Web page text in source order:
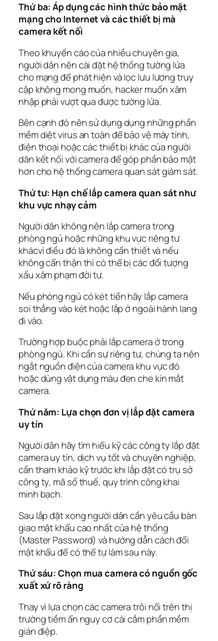
Thứ ba: Áp dụng các hình thức bảo mật
mạng cho Internet và các thiết bị mà
camera kết nối
Theo khuyến cáo của nhiều chuyên gia,
người dân nên cài đặt hệ thống tường lửa
cho mạng để phát hiện và lọc lưu lượng truy
cập không mong muốn, hacker muốn xâm
nhập phải vượt qua được tường lửa.
Bên cạnh đó nên sử dụng dụng những phần
mềm diệt virus an toàn để bảo vệ máy tính,
điện thoại hoặc các thiết bị khác của người
dân kết nối với camera để góp phần bảo mật
hơn cho hệ thống camera quan sát giám sát.
Thứ tư: Hạn chế lắp camera quan sát như
khu vực nhạy cảm
Người dân không nên lắp camera trong
phòng ngủ hoặc những khu vực riêng tư
khácvì điều đó là không cần thiết và nếu
không cẩn thận thì có thể bị các đối tượng
xấu xâm phạm đời tư.
Nếu phòng ngủ có két tiền hãy lắp camera
soi thẳng vào két hoặc lắp ở ngoài hành lang
đi vào.
Trường hợp buộc phải lắp camera ở trong
phòng ngủ. Khi cần sự riêng tư, chúng ta nên
ngắt nguồn điện của camera khu vực đó
hoặc dùng vật dụng màu đen che kín mắt
camera.
Thứ năm: Lựa chọn đơn vị lắp đặt camera
uy tín
Người dân hãy tìm hiểu kỹ các công ty lắp đặt
camera uy tín, dịch vụ tốt và chuyên nghiệp,
cần tham khảo kỹ trước khi lắp đặt có trụ sở
công ty, mã số thuế, quy trình công khai
minh bạch.
Sau lắp đặt xong người dân cần yêu cầu bàn
giao mật khẩu cao nhất của hệ thống
(Master Password) và hướng dẫn cách đổi
mật khẩu để có thể tự làm sau này.
Thứ sáu: Chọn mua camera có nguồn gốc
xuất xứ rõ ràng
Thay vì lựa chọn các camera trôi nổi trên thị
trường tiềm ẩn nguy cơ cài cắm phần mềm
gián điệp.